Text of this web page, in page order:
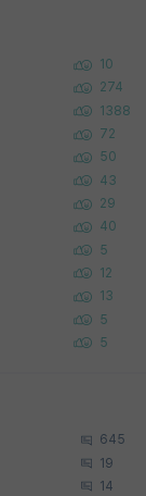
10
274
1388
72
50
43
29
40
5
12
13
5
5
645
19
14